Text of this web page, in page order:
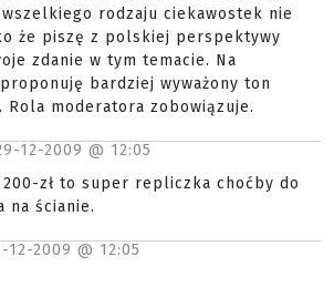
wszelkiego rodzaju ciekawostek nie
że piszę z polskiej perspektywy
zdanie w tym temacie. Na
bardziej wyważony ton
Rola moderatora zobowiązuje.
12-2009 @ 12:05
zł to super repliczka choćby do
na ścianie.
12-2009 @ 12:05